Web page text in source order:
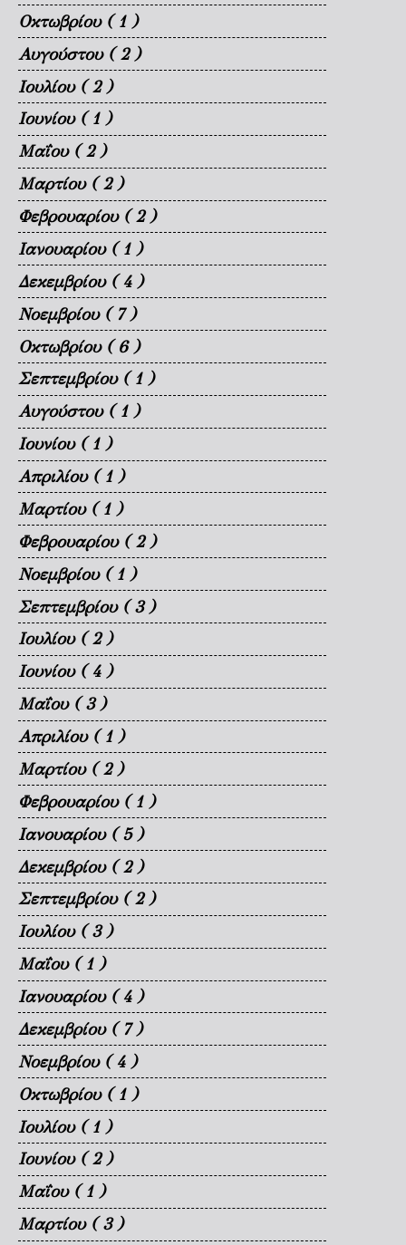
Οκτωβρίου ( 1 )
Αυγούστου ( 2 )
Ιουλίου ( 2 )
Ιουνίου ( 1 )
Μαΐου ( 2 )
Μαρτίου ( 2 )
Φεβρουαρίου ( 2 )
Ιανουαρίου ( 1 )
Δεκεμβρίου ( 4 )
Νοεμβρίου ( 7 )
Οκτωβρίου ( 6 )
Σεπτεμβρίου ( 1 )
Αυγούστου ( 1 )
Ιουνίου ( 1 )
Απριλίου ( 1 )
Μαρτίου ( 1 )
Φεβρουαρίου ( 2 )
Νοεμβρίου ( 1 )
Σεπτεμβρίου ( 3 )
Ιουλίου ( 2 )
Ιουνίου ( 4 )
Μαΐου ( 3 )
Απριλίου ( 1 )
Μαρτίου ( 2 )
Φεβρουαρίου ( 1 )
Ιανουαρίου ( 5 )
Δεκεμβρίου ( 2 )
Σεπτεμβρίου ( 2 )
Ιουλίου ( 3 )
Μαΐου ( 1 )
Ιανουαρίου ( 4 )
Δεκεμβρίου ( 7 )
Νοεμβρίου ( 4 )
Οκτωβρίου ( 1 )
Ιουλίου ( 1 )
Ιουνίου ( 2 )
Μαΐου ( 1 )
Μαρτίου ( 3 )